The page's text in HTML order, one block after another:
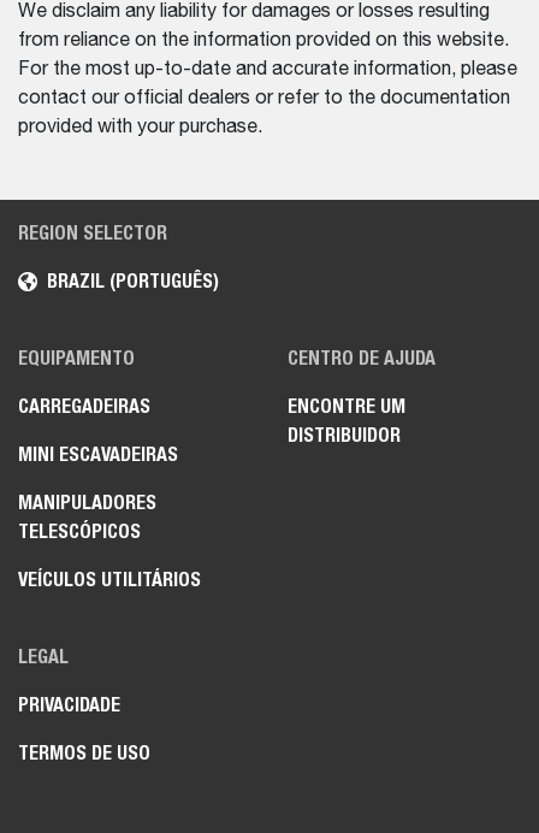
We disclaim any liability for damages or losses resulting
from reliance on the information provided on this website.
For the most up-to-date and accurate information, please
contact our official dealers or refer to the documentation
provided with your purchase.
REGION SELECTOR
BRAZIL (PORTUGUÊS)
EQUIPAMENTO
CARREGADEIRAS
MINI ESCAVADEIRAS
MANIPULADORES
TELESCÓPICOS
VEÍCULOS UTILITÁRIOS
CENTRO DE AJUDA
ENCONTRE UM
DISTRIBUIDOR
LEGAL
PRIVACIDADE
TERMOS DE USO